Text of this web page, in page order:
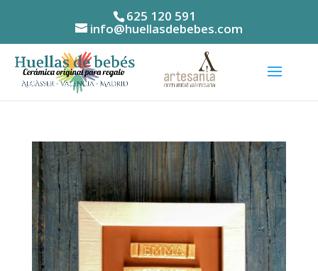
625 120 591
info@huellasdebebes.com